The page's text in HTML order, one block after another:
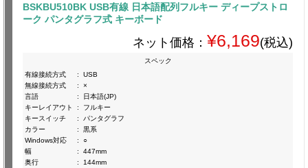
BSKBU510BK USB有線 日本語配列フルキー ディープストロ
ーク パンタグラフ式 キーボード
ネット価格： ¥6,169(税込)
スペック
有線接続方式
:
USB
無線接続方式
:
×
言語
:
日本語(JP)
キーレイアウト
:
フルキー
キースイッチ
:
パンタグラフ
カラー
:
黒系
Windows対応
:
○
幅
:
447mm
奥行
:
144mm